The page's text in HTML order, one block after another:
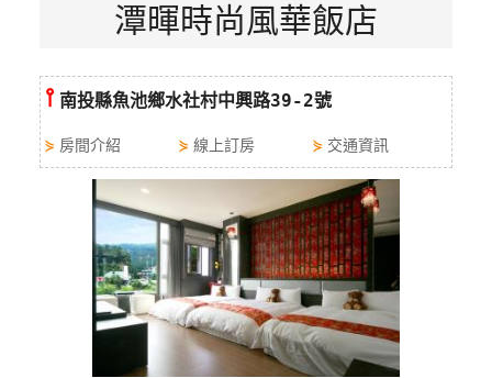
全
球
潭暉時尚風華飯店
⫯ 南投縣魚池鄉水社村中興路39-2號
⋟ 房間介紹 ⋟ 線上訂房 ⋟ 交通資訊